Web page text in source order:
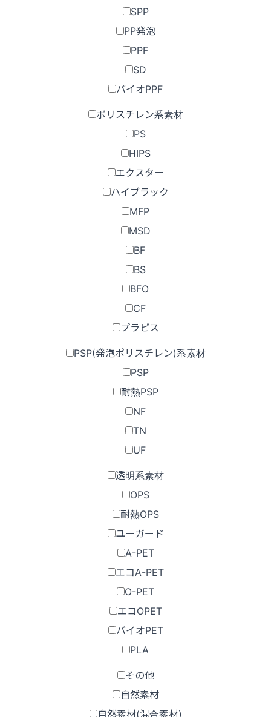
SPP
PP発泡
PPF
SD
バイオPPF
ポリスチレン系素材
PS
HIPS
エクスター
ハイブラック
MFP
MSD
BF
BS
BFO
CF
プラピス
PSP(発泡ポリスチレン)系素材
PSP
耐熱PSP
NF
TN
UF
透明系素材
OPS
耐熱OPS
ユーガード
A-PET
エコA-PET
O-PET
エコOPET
バイオPET
PLA
その他
自然素材
自然素材(混合素材)